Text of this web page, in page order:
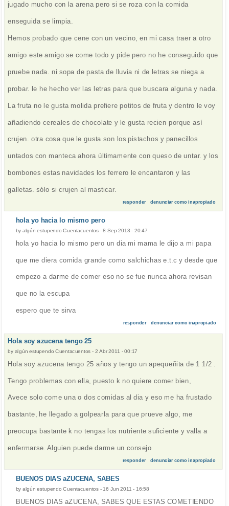
jugado mucho con la arena pero si se roza con la comida
enseguida se limpia.
Hemos probado que cene con un vecino, en mi casa traer a otro
amigo este amigo se come todo y pide pero no he conseguido que
pruebe nada. ni sopa de pasta de lluvia ni de letras se niega a
probar. le he hecho ver las letras para que buscara alguna y nada.
La fruta no le gusta molida prefiere potitos de fruta y dentro le voy
añadiendo cereales de chocolate y le gusta recien porque así
crujen. otra cosa que le gusta son los pistachos y panecillos
untados con manteca ahora últimamente con queso de untar. y los
bombones estas navidades los ferrero le encantaron y las
galletas. sólo si crujen al masticar.
responder denunciar como inapropiado
hola yo hacia lo mismo pero
byalgún estupendo Cuentacuentos -8 Sep 2013 - 20:47
hola yo hacia lo mismo pero un dia mi mama le dijo a mi papa
que me diera comida grande como salchichas e.t.c y desde que
empezo a darme de comer eso no se fue nunca ahora revisan
que no la escupa
espero que te sirva
responder denunciar como inapropiado
Hola soy azucena tengo 25
by algún estupendo Cuentacuentos - 2 Abr 2011 - 00:17
Hola soy azucena tengo 25 años y tengo un apequeñita de 1 1/2 .
Tengo problemas con ella, puesto k no quiere comer bien,
Avece solo come una o dos comidas al dia y eso me ha frustado
bastante, he llegado a golpearla para que prueve algo, me
preocupa bastante k no tengas los nutriente suficiente y valla a
enfermarse. Alguien puede darme un consejo
responder denunciar como inapropiado
BUENOS DIAS aZUCENA, SABES
byalgún estupendo Cuentacuentos - 16 Jun 2011 - 16:58
BUENOS DIAS aZUCENA, SABES QUE ESTAS COMETIENDO